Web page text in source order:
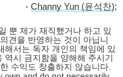
- Channy Yun (윤석찬);
뿐 제가 재직했거나 하고 있
견을 반영하는 것이 아닙니
해서는 독자 개인의 책임에 있
역시 금지함을 양해해 주시기
수익도 창출하지 않습니다.